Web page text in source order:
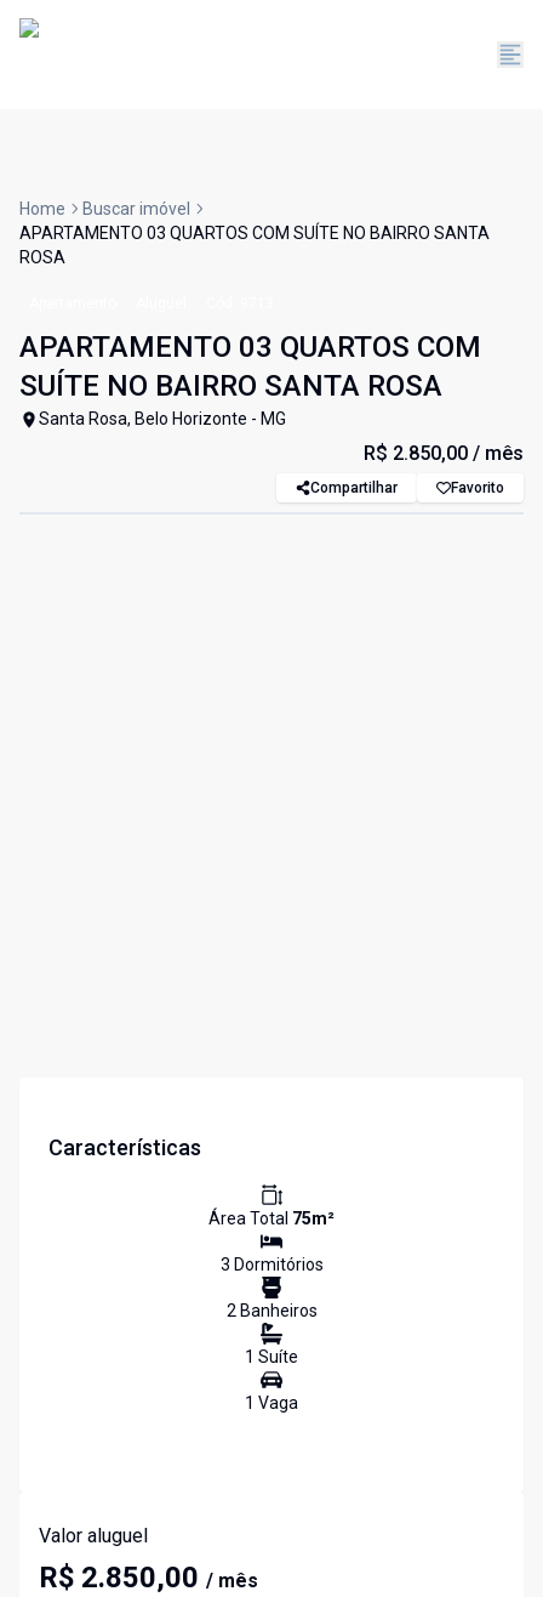
Home
Buscar imóvel
APARTAMENTO 03 QUARTOS COM SUÍTE NO BAIRRO SANTA
ROSA
APARTAMENTO 03 QUARTOS COM
SUÍTE NO BAIRRO SANTA ROSA
Santa Rosa, Belo Horizonte - MG
R$ 2.850,00 / mês
Compartilhar Favorito
Características
Área Total 75m²
3 Dormitórios
2Banheiros
1 Suíte
1 Vaga
Valor aluguel
R$ 2.850,00 / mês